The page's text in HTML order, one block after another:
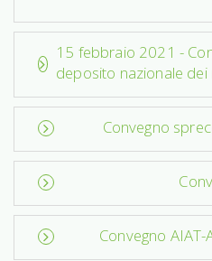
15 febbraio 2021 -
deposito nazionale
Convegno
Convegno